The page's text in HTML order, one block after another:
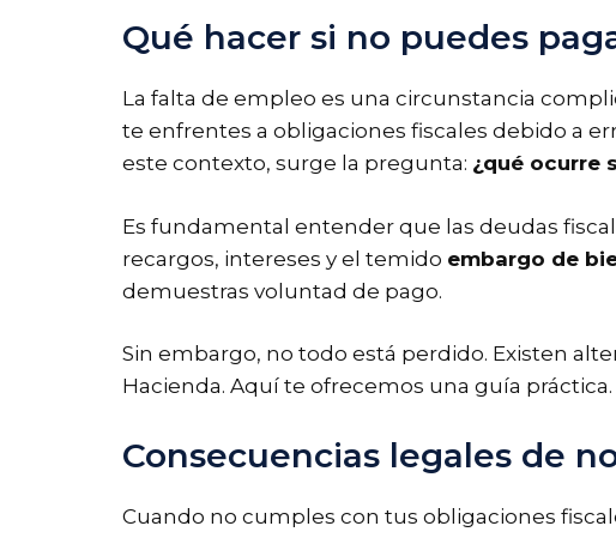
Qué hacer si no puedes
La falta de empleo es una circunstancia
te enfrentes a obligaciones fiscales debido a
este contexto, surge la pregunta: ¿qué ocurre
Es fundamental entender que las deudas
recargos, intereses y el temido embargo de
demuestras voluntad de pago.
Sin embargo, no todo está perdido. Existen
Hacienda. Aquí te ofrecemos una guía práctica.
Consecuencias legales de
Cuando no cumples con tus obligaciones